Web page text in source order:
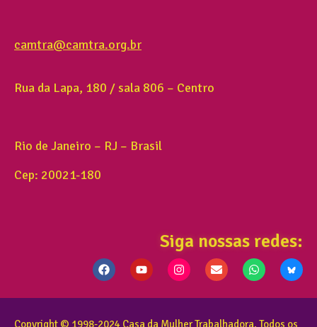
camtra@camtra.org.br
Rua da Lapa, 180 / sala 806 – Centro
Rio de Janeiro – RJ – Brasil
Cep: 20021-180
Siga nossas redes:
Copyright © 1998-2024 Casa da Mulher Trabalhadora. Todos os